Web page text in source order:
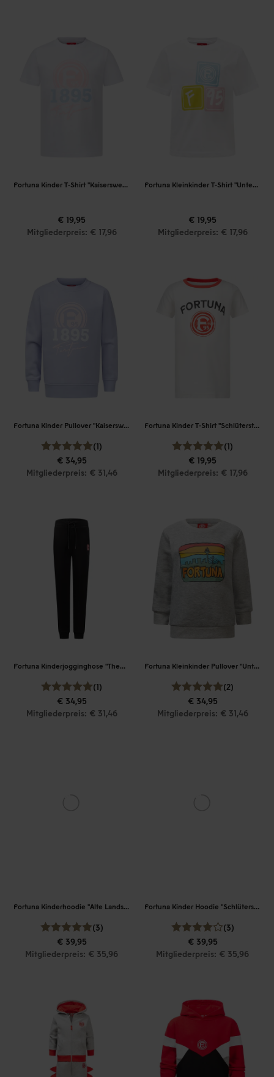
Fortuna Kinder T-Shirt "Kaiserswerth"
€ 19,95
Mitgliederpreis: € 17,96
Fortuna Kleinkinder T-Shirt "Unterrath"
€ 19,95
Mitgliederpreis: € 17,96
Fortuna Kinder Pullover "Kaiserswerth"
(1)
€ 34,95
Mitgliederpreis: € 31,46
Fortuna Kinder T-Shirt "Schlüterstraße"
(1)
€ 19,95
Mitgliederpreis: € 17,96
Fortuna Kinderjogginghose "Thewissenweg"
(1)
€ 34,95
Mitgliederpreis: € 31,46
Fortuna Kleinkinder Pullover "Unterrath"
(2)
€ 34,95
Mitgliederpreis: € 31,46
Fortuna Kinderhoodie "Alte Landstraße"
(3)
€ 39,95
Mitgliederpreis: € 35,96
Fortuna Kinder Hoodie "Schlüterstraße"
(3)
€ 39,95
Mitgliederpreis: € 35,96